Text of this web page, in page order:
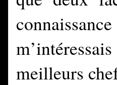
meilleurs